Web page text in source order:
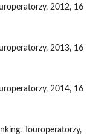
2012, 16
2013, 16
2014, 16
Touroperatorzy,